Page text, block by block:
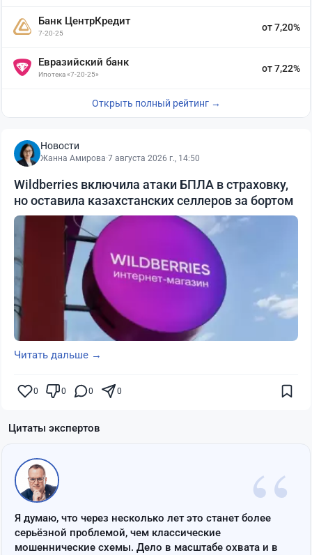
Банк ЦентрКредит
7-20-25
от 7,20%
Евразийский банк
Ипотека «7-20-25»
от 7,22%
Открыть полный рейтинг →
Новости
Жанна Амирова·7 августа 2026 г., 14:50
Wildberries включила атаки БПЛА в страховку,
но оставила казахстанских селлеров за бортом
Читать дальше →
0 0 0 0
Цитаты экспертов
“
Я думаю, что через несколько лет это станет более
серьёзной проблемой, чем классические
мошеннические схемы. Дело в масштабе охвата и в